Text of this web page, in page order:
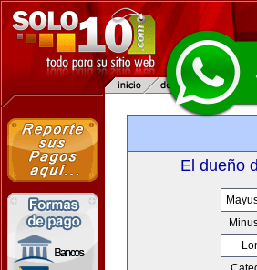
El dueño